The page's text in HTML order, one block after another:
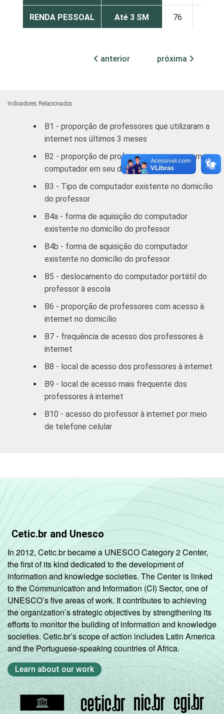
RENDA PESSOAL Até 3 SM 76
até 5 SM
Centro-
Oeste
77 16
Nordeste 77 11
Sudeste 85 13
Sul 81
ADMINISTRATIVA
Municipal
76
Pública
84
Total &#151;
Públicas
SÉRIE
4ª série / 5º
ano do
Ensino
79
8ª série / 9º
COMPUTADOR
INSTALADO NO
LABORATÓRIO
DE INFORMÁTICA
Não tem 80 10
INTERNET
INSTALADA NO
LABORATÓRIO
DE INFORMÁTICA
Tem 81
Não tem 81 8
1Base: 1 776 professores que utilizaram a
Internet nos últimos 3 meses. Respostas
estimuladas e rodiziadas.
Fonte: NIC.br - out/dez 2011
anterior próxima
Indicadores Relacionados
B1 - proporção de professores que utilizaram a
internet nos últimos 3 meses
B2 - proporção de professores que possuem
computador em seu domicílio
B3 - Tipo de computador existente no domicílio
do professor
B4a - forma de aquisição do computador
existente no domicílio do professor
B4b - forma de aquisição do computador
existente no domicílio do professor
B5 - deslocamento do computador portátil do
professor à escola
B6 - proporção de professores com acesso à
internet no domicílio
B7 - frequência de acesso dos professores à
internet
B8 - local de acesso dos professores à internet
B9 - local de acesso mais frequente dos
professores à internet
B10 - acesso do professor à internet por meio
de telefone celular
Cetic.br and Unesco
In 2012, Cetic.br became a UNESCO Category 2 Center,
the first of its kind dedicated to the development of
information and knowledge societies. The Center is linked
to the Communication and Information (CI) Sector, one of
UNESCO’s five areas of work. It contributes to achieving
the organization’s strategic objectives by strengthening its
efforts to monitor the building of information and knowledge
societies. Cetic.br’s scope of action includes Latin America
and the Portuguese-speaking countries of Africa.
Learn about our work